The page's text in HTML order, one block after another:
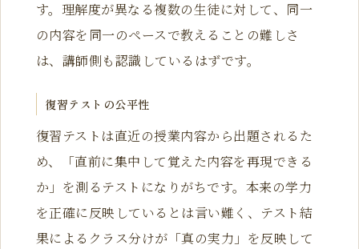
す。理解度が異なる複数の生徒に対して、同一
の内容を同一のペースで教えることの難しさ
は、講師側も認識しているはずです。
復習テストの公平性
復習テストは直近の授業内容から出題されるた
め、「直前に集中して覚えた内容を再現できる
か」を測るテストになりがちです。本来の学力
を正確に反映しているとは言い難く、テスト結
果によるクラス分けが「真の実力」を反映して